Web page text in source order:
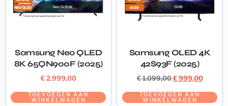
Samsung Neo QLED
8K 65QN900F (2025)
€2.999,00
TOEVOEGEN AAN
WINKELWAGEN
Samsung OLED 4K
42S93F (2025)
€1.099,00 €999,00
TOEVOEGEN AAN
WINKELWAGEN